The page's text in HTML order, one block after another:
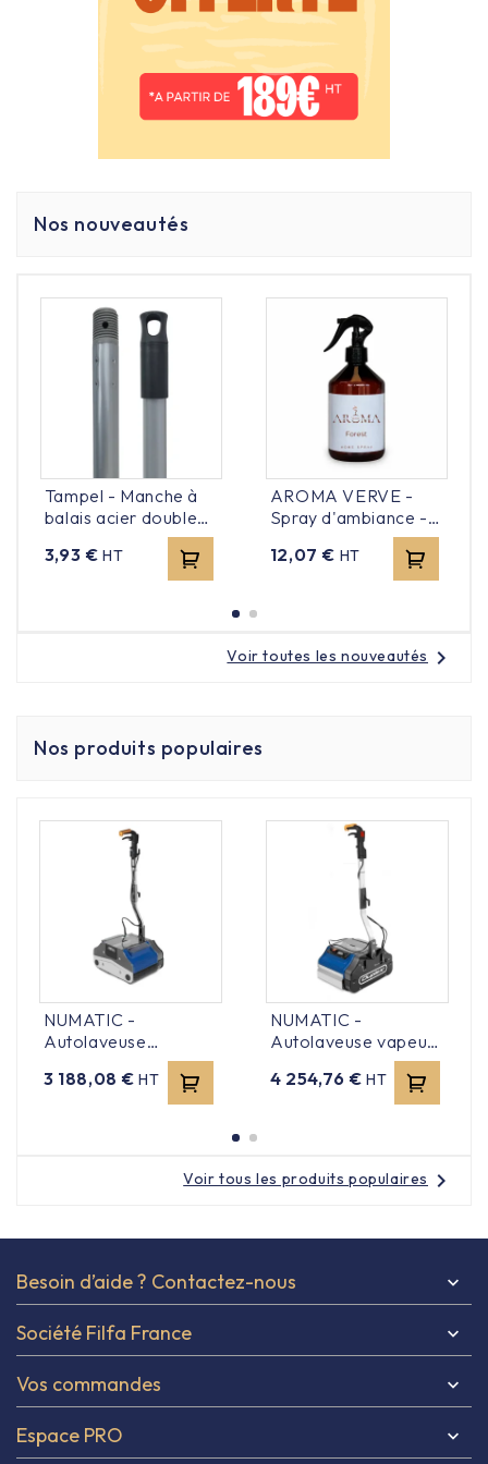
de petites tailles(de 6L, 10L à 20L) ultra-résistants,
FAQ - Tout savoir sur les poubelles sanitaires
Quelle poubelle recommandez-vous pour un
La poubelle à pédale en inox, car elle garantit hygiène,
dans les sanitaires professionnels ?
Elle évite le contact des mains avec le couvercle, ce qui
limite la contamination et améliore l’hygiène au
quotidien.
Comment assurer la longévité de ces
Avec un nettoyage régulier, des sacs adaptés et des
matériaux bien entretenus comme l’inox ou le plastique
renforcé.
Nos nouveautés
Tampel - Manche à
balais acier double
fonction 140cm
3,93 € HTPrix
AROMA VERVE -
Spray d'ambiance -
Forest - 500ml
12,07 € HTPrix
Voir toutes les nouveautés chevron_right
Nos produits populaires
NUMATIC -
Autolaveuse
compact à rouleaux -
DUPLEX 340
3 188,08 € HTPrix
NUMATIC -
Autolaveuse vapeur
- Duplex 340 Steam
4 254,76 € HTPrix
Voir tous les produits populaires chevron_right
Besoin d’aide ? Contactez-nous 
Société Filfa France 
Vos commandes 
Espace PRO 